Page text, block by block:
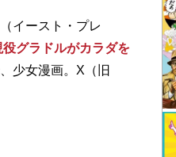
（イースト・プレ
役グラドルがカラダを
少女漫画。X（旧